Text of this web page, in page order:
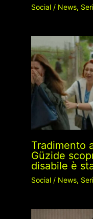
Social/ News,
Tradimento
Güzide
disabile è
Social/ News,